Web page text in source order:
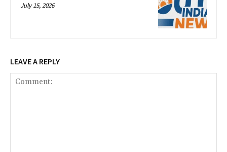
July 15, 2026
LEAVE A REPLY